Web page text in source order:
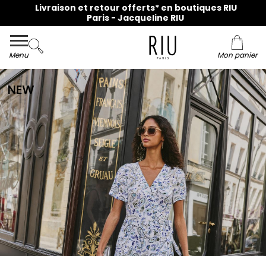
Livraison et retour offerts* en boutiques RIU
Paris - Jacqueline RIU
Menu Mon panier